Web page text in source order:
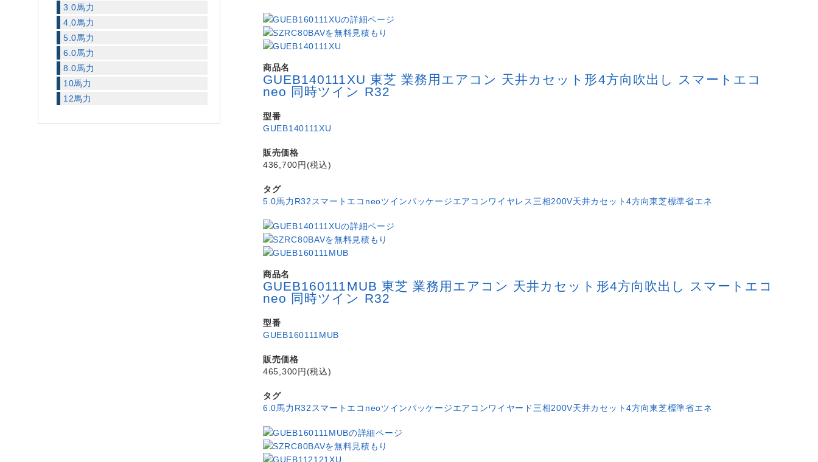
商品名
GUEB140111XU 東芝 業務用エアコン 天井カセット形4方向吹出し スマートエコ
neo 同時ツイン R32
型番
GUEB140111XU
販売価格
436,700円(税込)
タグ
5.0馬力 R32 スマートエコneoツインパッケージエアコンワイヤレス 三相200V天井カセット4方向東芝標準省エネ
商品名
GUEB160111MUB 東芝 業務用エアコン 天井カセット形4方向吹出し スマートエコ
neo 同時ツイン R32
型番
GUEB160111MUB
販売価格
465,300円(税込)
タグ
6.0馬力 R32 スマートエコneoツインパッケージエアコンワイヤード 三相200V天井カセット4方向東芝標準省エネ
3.0馬力
4.0馬力
5.0馬力
6.0馬力
8.0馬力
10馬力
12馬力